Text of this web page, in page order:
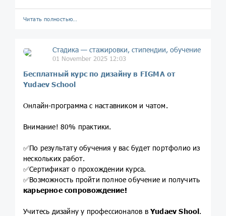
Читать полностью…
Стадика — стажировки, стипендии, обучение
01 November 2025 12:03
Бесплатный курс по дизайну в FIGMA от
Yudaev School
Онлайн-программа с наставником и чатом.
Внимание! 80% практики.
✅По результату обучения у вас будет портфолио из
нескольких работ.
✅Сертификат о прохождении курса.
✅Возможность пройти полное обучение и получить
карьерное сопровождение!
Учитесь дизайну у профессионалов в Yudaev Shool.